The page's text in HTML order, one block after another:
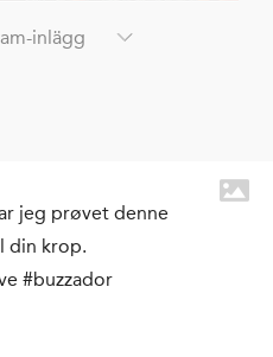
inlägg
jeg prøvet denne
din krop.
#buzzador